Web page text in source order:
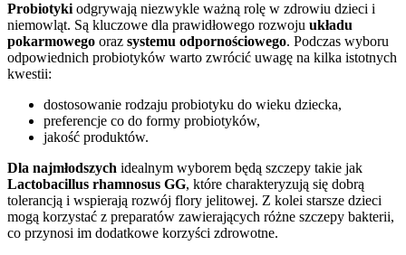
Probiotyki odgrywają niezwykle ważną rolę w zdrowiu dzieci i
niemowląt. Są kluczowe dla prawidłowego rozwoju układu
pokarmowego oraz systemu odpornościowego. Podczas wyboru
odpowiednich probiotyków warto zwrócić uwagę na kilka istotnych
kwestii:
dostosowanie rodzaju probiotyku do wieku dziecka,
preferencje co do formy probiotyków,
jakość produktów.
Dla najmłodszych idealnym wyborem będą szczepy takie jak
Lactobacillus rhamnosus GG, które charakteryzują się dobrą
tolerancją i wspierają rozwój flory jelitowej. Z kolei starsze dzieci
mogą korzystać z preparatów zawierających różne szczepy bakterii,
co przynosi im dodatkowe korzyści zdrowotne.